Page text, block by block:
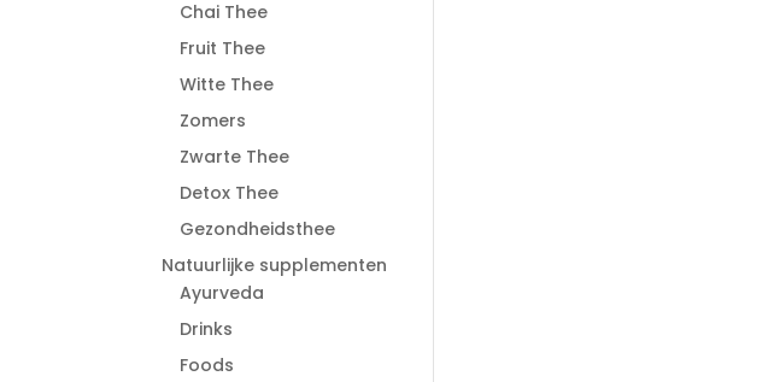
Chai Thee
Fruit Thee
Witte Thee
Zomers
Zwarte Thee
Detox Thee
Gezondheidsthee
Natuurlijke supplementen
Ayurveda
Drinks
Foods